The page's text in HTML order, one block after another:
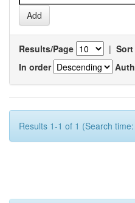
Results/Page |
In order
Results 1-1 of 1 (Search